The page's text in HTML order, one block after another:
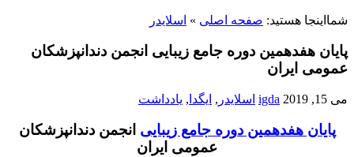
شمااینجا هستید: صفحه اصلی » اسلایدر
پایان هفدهمین دوره جامع زیبایی انجمن دندانپزشکان
عمومی ایران
می 15, 2019 igda اسلایدر , ایگدا , یادداشت
پایان هفدهمین دوره جامع زیبایی انجمن دندانپزشکان
عمومی ایران